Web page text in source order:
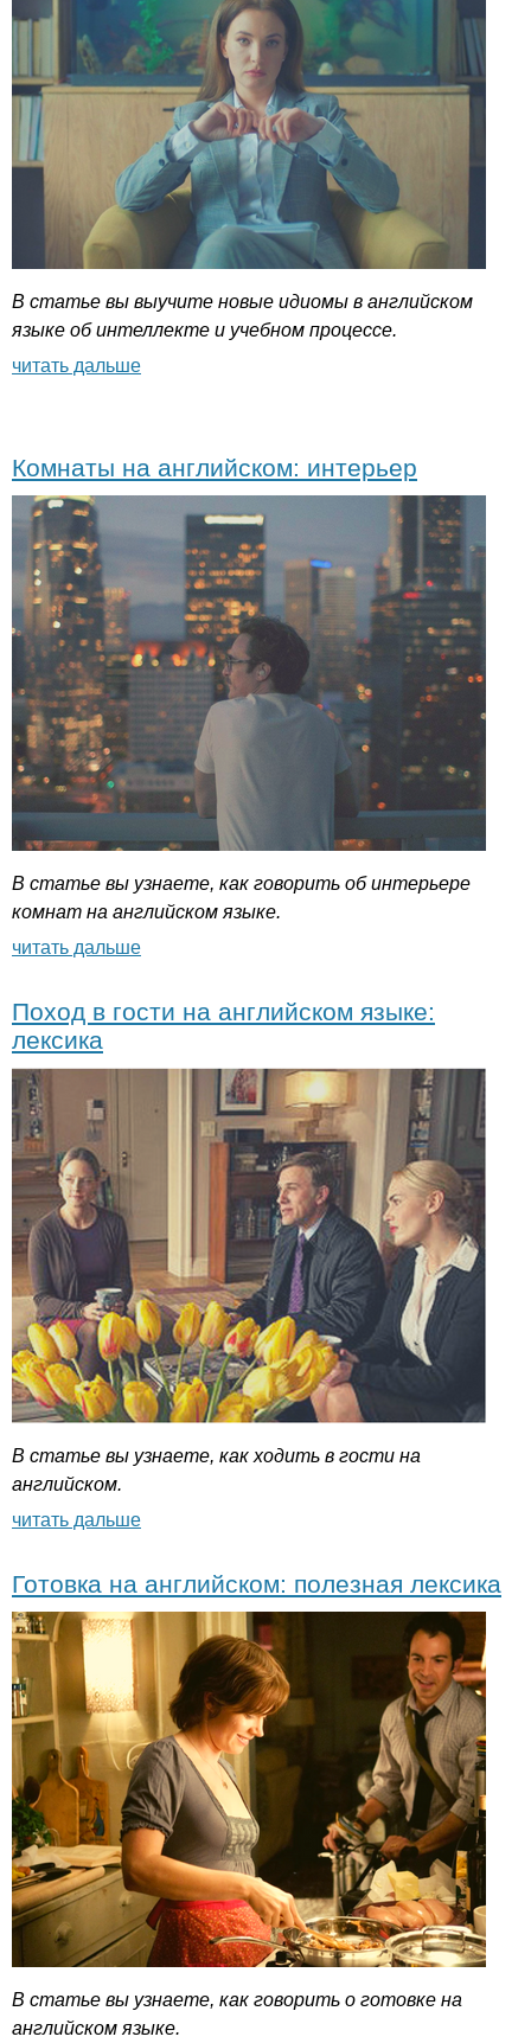
В статье вы выучите новые идиомы в английском
языке об интеллекте и учебном процессе.
читать дальше
Комнаты на английском: интерьер
В статье вы узнаете, как говорить об интерьере
комнат на английском языке.
читать дальше
Поход в гости на английском языке:
лексика
В статье вы узнаете, как ходить в гости на
английском.
читать дальше
Готовка на английском: полезная лексика
В статье вы узнаете, как говорить о готовке на
английском языке.